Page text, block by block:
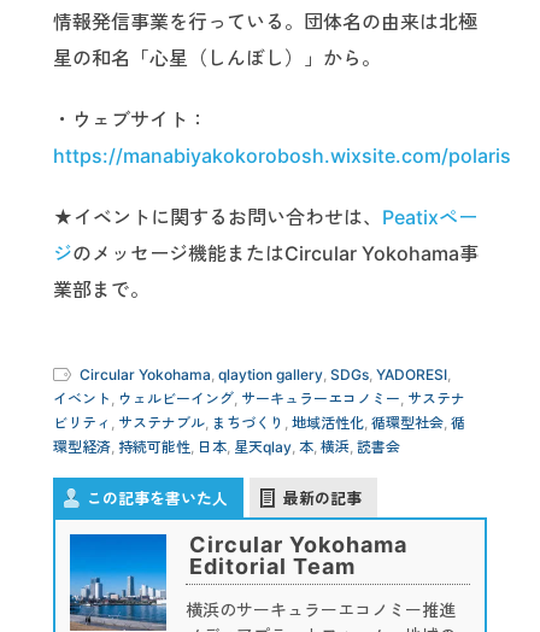
情報発信事業を行っている。団体名の由来は北極
星の和名「心星（しんぼし）」から。
・ウェブサイト：
https://manabiyakokorobosh.wixsite.com/polaris
★イベントに関するお問い合わせは、 Peatixペー
ジのメッセージ機能またはCircular Yokohama事
業部まで。
Circular Yokohama qlaytion gallery SDGs YADORESI
イベント
ウェルビーイング サーキュラーエコノミー サステナ
ビリティ
サステナブル まちづくり 地域活性化 循環型社会 循
環型経済 持続可能性 日本 星天qlay 本 横浜 読書会
この記事を書いた人 最新の記事
Circular Yokohama
Editorial Team
横浜のサーキュラーエコノミー推進